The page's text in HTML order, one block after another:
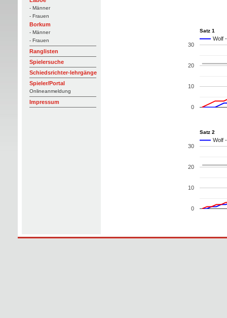
- Männer
- Frauen
Borkum
- Männer
- Frauen
Ranglisten
Spielersuche
Schiedsrichter-lehrgänge
Spieler/Portal
Onlineanmeldung
Impressum
Satz 1
Wolf
0
10
20
30
Satz 2
Wolf
0
10
20
30